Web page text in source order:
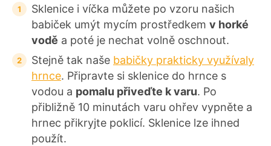
Sklenice i víčka můžete po vzoru našich
babiček umýt mycím prostředkem v horké
vodě a poté je nechat volně oschnout.
Stejně tak naše babičky prakticky využívaly
hrnce. Připravte si sklenice do hrnce s
vodou a pomalu přiveďte k varu. Po
přibližně 10 minutách varu ohřev vypněte a
hrnec přikryjte poklicí. Sklenice lze ihned
použít.